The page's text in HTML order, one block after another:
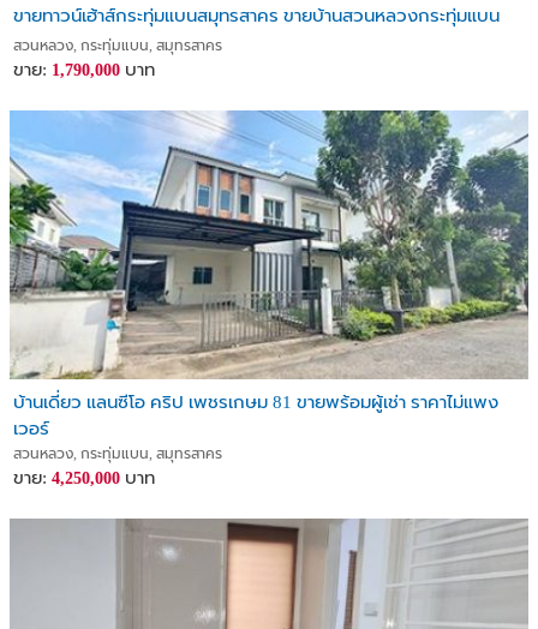
ขายทาวน์เฮ้าส์กระทุ่มแบนสมุทรสาคร ขายบ้านสวนหลวงกระทุ่มแบน
สวนหลวง, กระทุ่มแบน, สมุทรสาคร
ขาย: 1,790,000 บาท
บ้านเดี่ยว แลนซีโอ คริป เพชรเกษม 81 ขายพร้อมผู้เช่า ราคาไม่แพง
เวอร์
สวนหลวง, กระทุ่มแบน, สมุทรสาคร
ขาย: 4,250,000 บาท